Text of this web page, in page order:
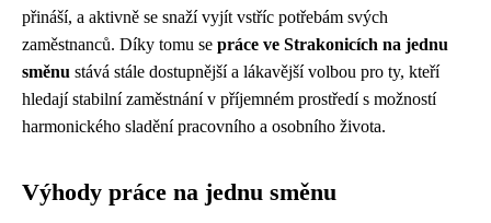
přináší, a aktivně se snaží vyjít vstříc potřebám svých
zaměstnanců. Díky tomu se práce ve Strakonicích na jednu
směnu stává stále dostupnější a lákavější volbou pro ty, kteří
hledají stabilní zaměstnání v příjemném prostředí s možností
harmonického sladění pracovního a osobního života.
Výhody práce na jednu směnu